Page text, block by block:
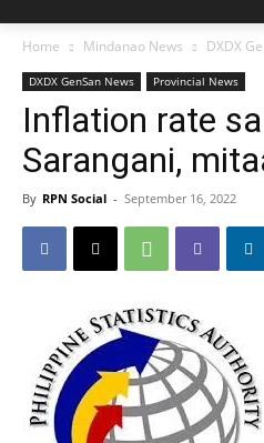
Home Mindanao News DXDX
DXDX GenSan News Provincial News
Inflation rate
Sarangani,
By RPN Social - September 16, 2022